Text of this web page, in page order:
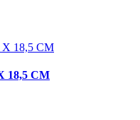
18,5 CM